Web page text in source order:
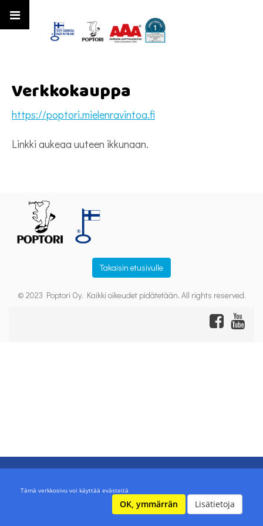
Verkkokauppa
https://poptori.mielenravintoa.fi
Linkki aukeaa uuteen ikkunaan.
Takaisin etusivulle
© 2023 Poptori Oy. Kaikki oikeudet pidätetään. All rights reserved.
Tämä verkkosivu voi käyttää evästeitä
OK, ymmärrän Lisätietoja